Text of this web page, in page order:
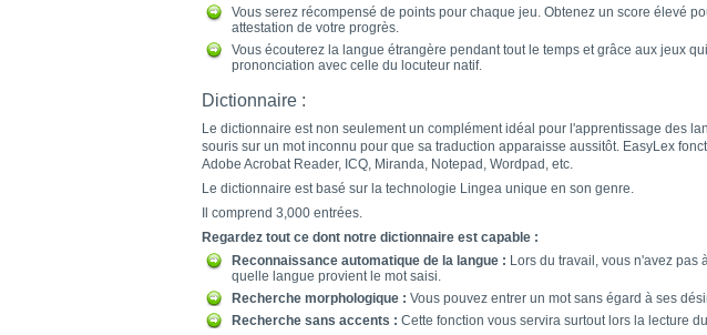
Vous serez récompensé de points pour chaque jeu. Obtenez un score élevé
attestation de votre progrès.
Vous écouterez la langue étrangère pendant tout le temps et grâce aux jeux
prononciation avec celle du locuteur natif.
Dictionnaire :
Le dictionnaire est non seulement un complément idéal pour l'apprentissage des
souris sur un mot inconnu pour que sa traduction apparaisse aussitôt. EasyLex
Adobe Acrobat Reader, ICQ, Miranda, Notepad, Wordpad, etc.
Le dictionnaire est basé sur la technologie Lingea unique en son genre.
Il comprend 3,000 entrées.
Regardez tout ce dont notre dictionnaire est capable :
Reconnaissance automatique de la langue : Lors du travail, vous n'avez pas
quelle langue provient le mot saisi.
Recherche morphologique : Vous pouvez entrer un mot sans égard à ses
Recherche sans accents : Cette fonction vous servira surtout lors la lecture